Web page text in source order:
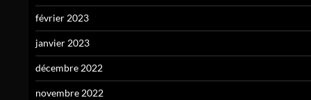
février 2023
janvier 2023
décembre 2022
novembre 2022